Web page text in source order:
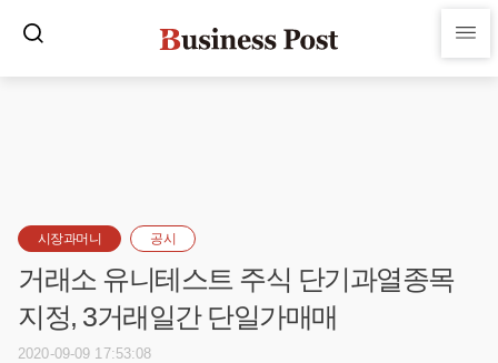
시장과머니 공시
거래소 유니테스트 주식 단기과열종목
지정, 3거래일간 단일가매매
2020-09-09 17:53:08